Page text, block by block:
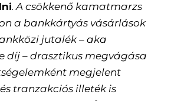
.A csökkenő kamatmarzs
a bankkártyás vásárlások
jutalék – aka
díj – drasztikus megvágása
megjelent
tranzakciós illeték is